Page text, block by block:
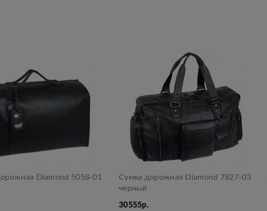
Diamond 5058-01
Сумка дорожная Diamond 7827-03
черный
30555р.